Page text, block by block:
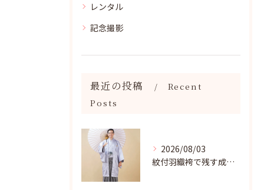
レンタル
記念撮影
最近の投稿
Recent
Posts
2026/08/03
紋付羽織袴で残す成人記念写真